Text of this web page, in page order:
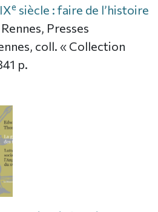
e siècle : faire de l’histoire
Rennes, Presses
coll. « Collection
p.